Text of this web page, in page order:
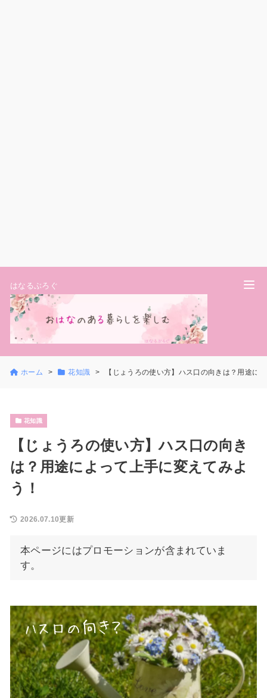
はなるぶろぐ
ホーム 花知識 【じょうろの使い方】ハス口の向きは？用途に
花知識
【じょうろの使い方】ハス口の向き
は？用途によって上手に変えてみよ
う！
2026.07.10更新
本ページにはプロモーションが含まれていま
す。